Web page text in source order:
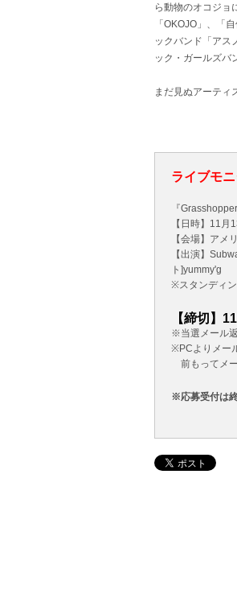
ら動物のオコジョ
「OKOJO」、「
ックバンド「アス
ック・ガールズバ
まだ見ぬアーティ
ライブモ
『
【日時】11月
【会場】アメ
【出演】
ト]yummy'g
※スタンディ
【締切】
※当選メール
※PCよりメー
前もってメ
※応募受付は